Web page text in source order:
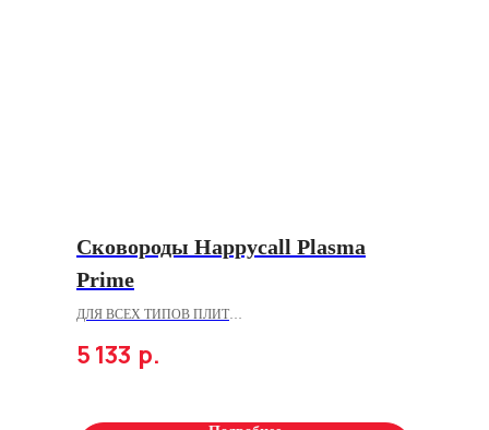
Сковороды Happycall Plasma
Prime
ДЛЯ ВСЕХ ТИПОВ ПЛИТ
С антипригарным титановым покрытием X-Tinum
5 133 р.